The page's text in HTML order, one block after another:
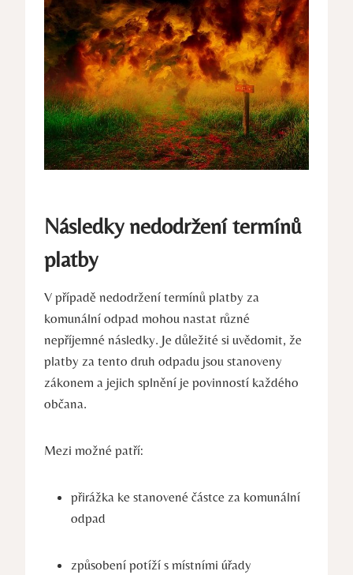
Následky nedodržení termínů
platby
V případě nedodržení termínů platby za
komunální odpad mohou nastat různé
nepříjemné následky. Je důležité si uvědomit, že
platby za tento druh odpadu jsou stanoveny
zákonem a jejich splnění je povinností každého
občana.
Mezi možné patří:
přirážka ke stanovené částce za komunální
odpad
způsobení potíží s místními úřady